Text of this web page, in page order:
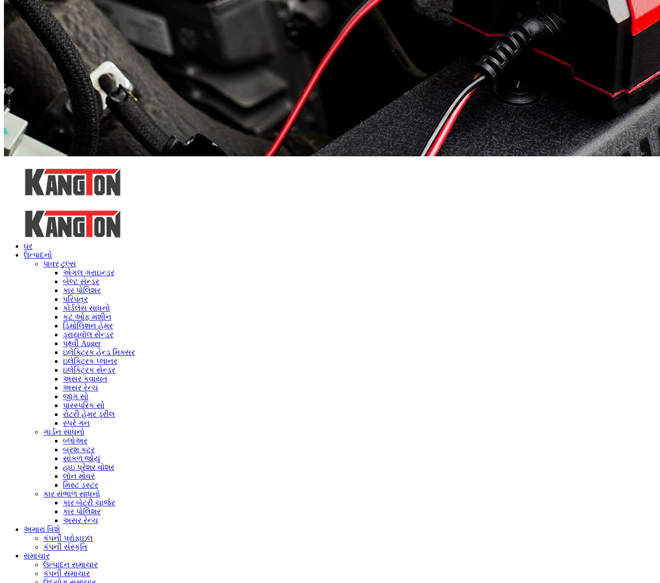
ઘર
ઉત્પાદનો
પાવર ટુલ્સ
એંગલ ગ્રાઇન્ડર
બેલ્ટ સેન્ડર
કાર પોલિશર
પરિપત્ર
કોર્ડલેસ સાધનો
કટ ઓફ મશીન
ડિમોલિશન હેમર
ડ્રાયવૉલ સેન્ડર
પૃથ્વી Auger
ઇલેક્ટ્રિક હેન્ડ મિક્સર
ઇલેક્ટ્રિક પ્લાનર
ઇલેક્ટ્રિક સેન્ડર
અસર કવાયત
અસર રેન્ચ
જીગ સો
પારસ્પરિક સો
રોટરી હેમર ડ્રીલ
સ્પ્રે ગન
ગાર્ડન સાધનો
બ્લોઅર
બ્રશ કટર
સાંકળ જોયું
હાઇ પ્રેશર વોશર
લૉન મોવર
મિસ્ટ ડસ્ટર
કાર સંભાળ સાધનો
કાર બેટરી ચાર્જર
કાર પોલિશર
અસર રેન્ચ
અમારા વિશે
કંપની પ્રોફાઇલ
કંપની સંસ્કૃતિ
સમાચાર
ઉત્પાદન સમાચાર
કંપની સમાચાર